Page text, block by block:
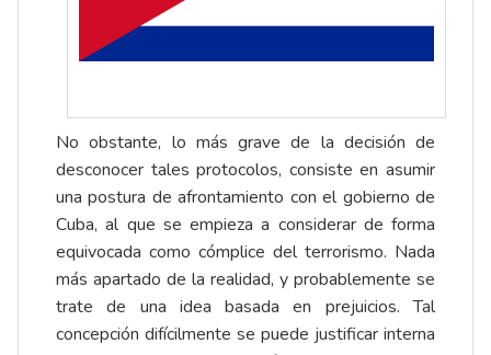
No obstante, lo más grave de la decisión de
desconocer tales protocolos, consiste en asumir
una postura de afrontamiento con el gobierno de
Cuba, al que se empieza a considerar de forma
equivocada como cómplice del terrorismo. Nada
más apartado de la realidad, y probablemente se
trate de una idea basada en prejuicios. Tal
concepción difícilmente se puede justificar interna